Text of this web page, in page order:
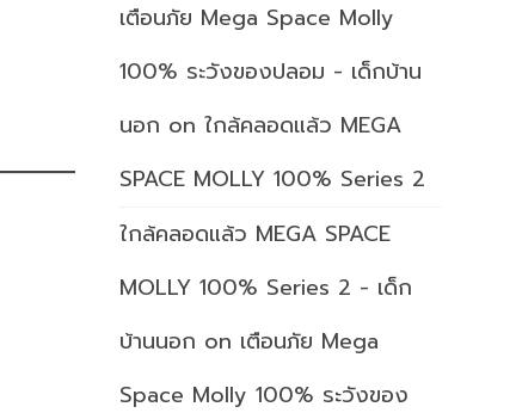
เตือนภัย Mega Space Molly
100% ระวังของปลอม - เด็กบ้าน
นอก on ใกล้คลอดแล้ว MEGA
SPACE MOLLY 100% Series 2
ใกล้คลอดแล้ว MEGA SPACE
MOLLY 100% Series 2 - เด็ก
บ้านนอก on เตือนภัย Mega
Space Molly 100% ระวังของ